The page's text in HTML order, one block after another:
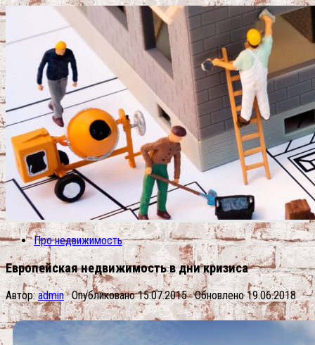
Про недвижимость
Европейская недвижимость в дни кризиса
Автор:admin · Опубликовано15.07.2015· Обновлено19.06.2018